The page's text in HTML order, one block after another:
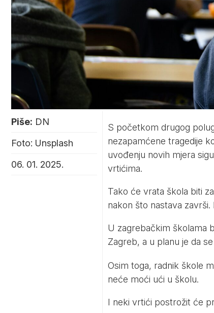
Piše: DN
Foto: Unsplash
06. 01. 2025.
S početkom drugog
nezapamćene tragedije
uvođenju novih mjera
vrtićima.
Tako će vrata škola biti
nakon što nastava završi.
U zagrebačkim školama
Zagreb, a u planu je da
Osim toga, radnik škole
neće moći ući u školu.
I neki vrtići postrožit će